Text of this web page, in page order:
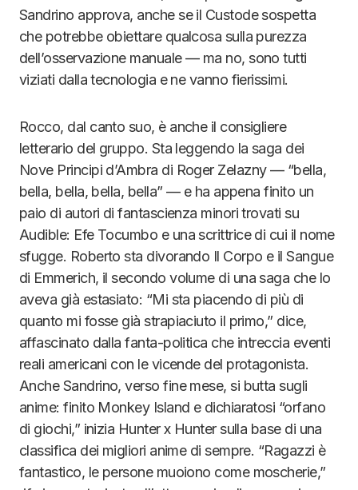
Sandrino approva, anche se il Custode sospetta
che potrebbe obiettare qualcosa sulla purezza
dell’osservazione manuale — ma no, sono tutti
viziati dalla tecnologia e ne vanno fierissimi.
Rocco, dal canto suo, è anche il consigliere
letterario del gruppo. Sta leggendo la saga dei
Nove Principi d’Ambra di Roger Zelazny — “bella,
bella, bella, bella, bella” — e ha appena finito un
paio di autori di fantascienza minori trovati su
Audible: Efe Tocumbo e una scrittrice di cui il nome
sfugge. Roberto sta divorando Il Corpo e il Sangue
di Emmerich, il secondo volume di una saga che lo
aveva già estasiato: “Mi sta piacendo di più di
quanto mi fosse già strapiaciuto il primo,” dice,
affascinato dalla fanta-politica che intreccia eventi
reali americani con le vicende del protagonista.
Anche Sandrino, verso fine mese, si butta sugli
anime: finito Monkey Island e dichiaratosi “orfano
di giochi,” inizia Hunter x Hunter sulla base di una
classifica dei migliori anime di sempre. “Ragazzi è
fantastico, le persone muoiono come moscherie,”